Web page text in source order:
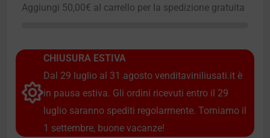
Aggiungi 50,00€ al carrello per la spedizione gratuita
CHIUSURA ESTIVA
Dal 29 luglio al 31 agosto venditaviniliusati.it è
in pausa estiva. Gli ordini ricevuti entro il 29
luglio saranno spediti regolarmente. Torniamo il
1 settembre, buone vacanze!